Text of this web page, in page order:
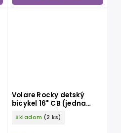
Volare Rocky detský
bicykel 16" CB (jedna
ručná brzda), zelený
Skladom (2 ks)